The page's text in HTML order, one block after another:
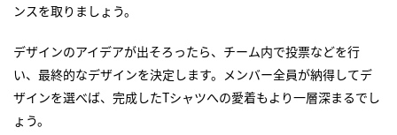
ンスを取りましょう。
デザインのアイデアが出そろったら、チーム内で投票などを行
い、最終的なデザインを決定します。メンバー全員が納得してデ
ザインを選べば、完成したTシャツへの愛着もより一層深まるでし
ょう。